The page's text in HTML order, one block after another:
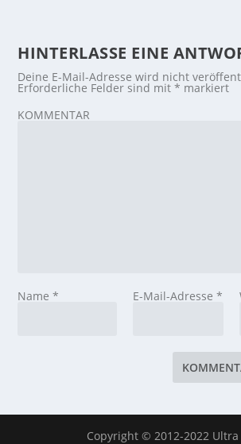
HINTERLASSE EINE
Deine E-Mail-Adresse wird nicht
Erforderliche Felder sind mit* markiert
KOMMENTAR
Name* E-Mail-Adresse *
Copyright © 2012-2022 Ultra